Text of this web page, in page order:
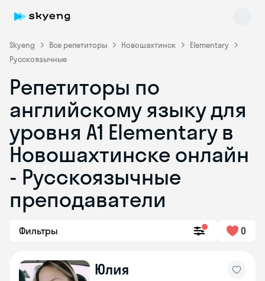
Skyeng Все репетиторы Новошахтинск
Elementary
Русскоязычные
Репетиторы по
английскому языку для
уровня A1 Elementary в
Новошахтинске онлайн
- Русскоязычные
преподаватели
Фильтры 0
Юлия
Skyeng Chat